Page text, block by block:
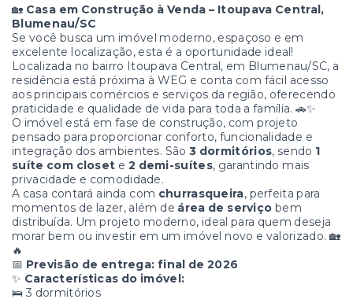
🏡 Casa em Construção à Venda – Itoupava Central,
Blumenau/SC
Se você busca um imóvel moderno, espaçoso e em
excelente localização, esta é a oportunidade ideal!
Localizada no bairro Itoupava Central, em Blumenau/SC, a
residência está próxima à WEG e conta com fácil acesso
aos principais comércios e serviços da região, oferecendo
praticidade e qualidade de vida para toda a família. 🚗✨
O imóvel está em fase de construção, com projeto
pensado para proporcionar conforto, funcionalidade e
integração dos ambientes. São3 dormitórios, sendo 1
suíte com closet e 2 demi-suítes, garantindo mais
privacidade e comodidade.
A casa contará ainda com churrasqueira, perfeita para
momentos de lazer, além de área de serviço bem
distribuída. Um projeto moderno, ideal para quem deseja
morar bem ou investir em um imóvel novo e valorizado. 🏡
🔥
📅 Previsão de entrega: final de 2026
✨ Características do imóvel:
🛌 3 dormitórios